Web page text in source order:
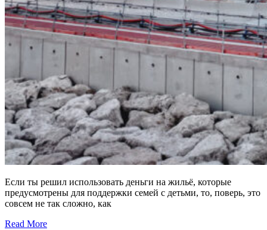
Если ты решил использовать деньги на жильё, которые
предусмотрены для поддержки семей с детьми, то, поверь, это
совсем не так сложно, как
Read More